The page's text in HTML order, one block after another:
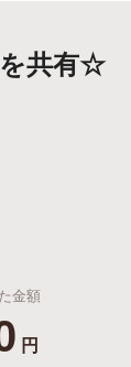
ら探す
を共有☆
金額
円